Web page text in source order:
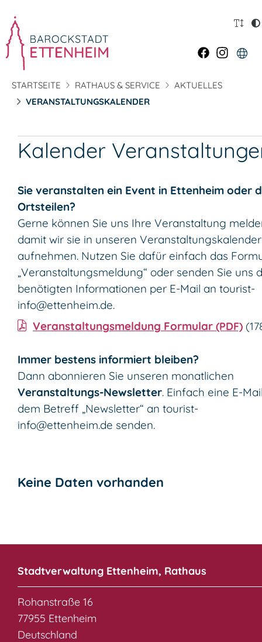
STARTSEITE RATHAUS & SERVICE
AKTUELLES
VERANSTALTUNGSKALENDER
Kalender
Sie veranstalten ein Event in Ettenheim oder
Ortsteilen?
Gerne können Sie uns Ihre Veranstaltung
damit wir sie in unseren Veranstaltungskalender
aufnehmen. Nutzen Sie dafür einfach das
„Veranstaltungsmeldung“ oder senden Sie uns
benötigten Informationen per E-Mail an tourist-
info@ettenheim.de.
Veranstaltungsmeldung Formular (PDF)
Immer bestens informiert bleiben?
Dann abonnieren Sie unseren monatlichen
Veranstaltungs-Newsletter. Einfach eine E-
dem Betreff „Newsletter“ an tourist-
info@ettenheim.de senden.
Keine Daten vorhanden
Stadtverwaltung Ettenheim, Rathaus
Rohanstraße 16
77955 Ettenheim
Deutschland